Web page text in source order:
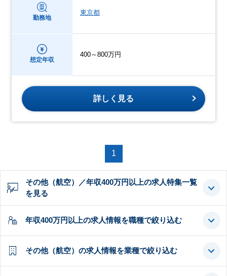
勤務地
東京都
想定年収
400～800万円
詳しく見る
1
その他（航空）／年収400万円以上の求人特集一覧
を見る
年収400万円以上の求人情報を職種で絞り込む
その他（航空）の求人情報を業種で絞り込む